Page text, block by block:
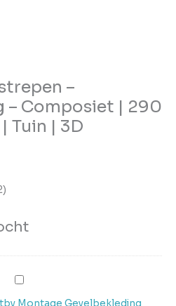
–
– Composiet | 290
Tuin | 3D
Draagbalk
WPC